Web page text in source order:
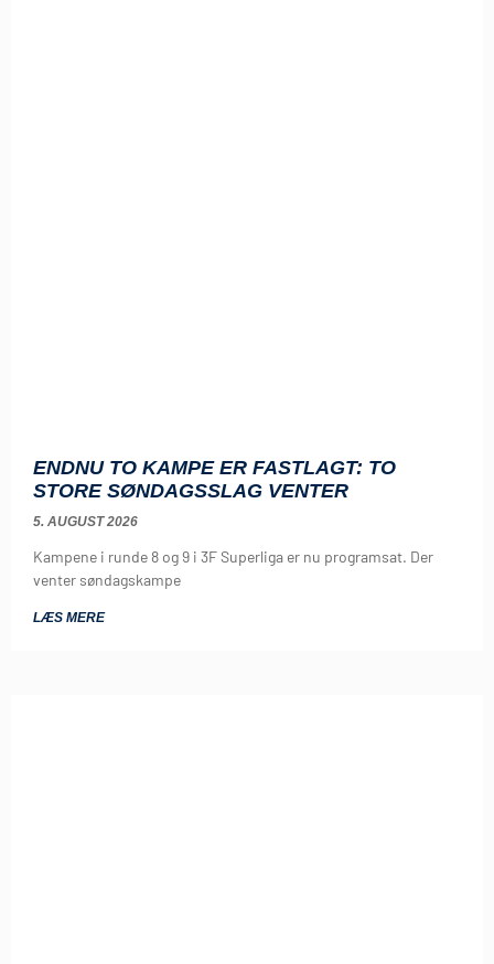
ENDNU TO KAMPE ER FASTLAGT: TO
STORE SØNDAGSSLAG VENTER
5. AUGUST 2026
Kampene i runde 8 og 9 i 3F Superliga er nu programsat. Der
venter søndagskampe
LÆS MERE